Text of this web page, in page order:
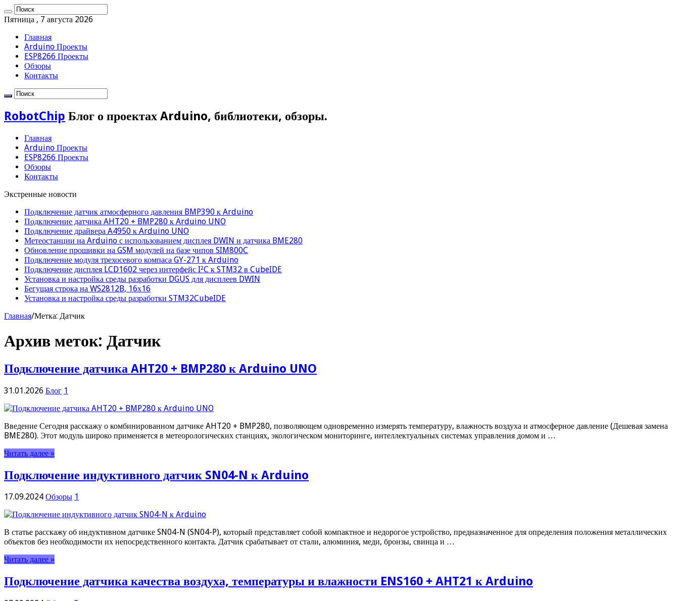
Пятница , 7 августа 2026
Главная
Arduino Проекты
ESP8266 Проекты
Обзоры
Контакты
RobotChip Блог о проектах Arduino, библиотеки, обзоры.
Главная
Arduino Проекты
ESP8266 Проекты
Обзоры
Контакты
Экстренные новости
Подключение датчик атмосферного давления BMP390 к Arduino
Подключение датчика AHT20 + BMP280 к Arduino UNO
Подключение драйвера A4950 к Arduino UNO
Метеостанции на Arduino с использованием дисплея DWIN и датчика BME280
Обновление прошивки на GSM модулей на базе чипов SIM800C
Подключение модуля трехосевого компаса GY-271 к Arduino
Подключение дисплея LCD1602 через интерфейс I²C к STM32 в CubeIDE
Установка и настройка среды разработки DGUS для дисплеев DWIN
Бегущая строка на WS2812B, 16х16
Установка и настройка среды разработки STM32CubeIDE
Главная/Метка: Датчик
Архив меток: Датчик
Подключение датчика AHT20 + BMP280 к Arduino UNO
31.01.2026 Блог 1
Введение Сегодня расскажу о комбинированном датчике AHT20 + BMP280, позволяющем одновременно измерять температуру, влажность воздуха и атмосферное давление (Дешевая замена
BME280). Этот модуль широко применяется в метеорологических станциях, экологическом мониторинге, интеллектуальных системах управления домом и …
Читать далее »
Подключение индуктивного датчик SN04-N к Arduino
17.09.2024 Обзоры 1
В статье расскажу об индуктивном датчике SN04-N (SN04-P), который представляет собой компактное и недорогое устройство, предназначенное для определения положения металлических
объектов без необходимости их непосредственного контакта. Датчик срабатывает от стали, алюминия, меди, бронзы, свинца и …
Читать далее »
Подключение датчика качества воздуха, температуры и влажности ENS160 + AHT21 к Arduino